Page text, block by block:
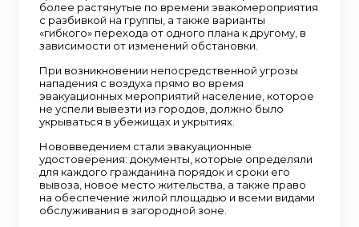
более растянутые по времени эвакомероприятия
с разбивкой на группы, а также варианты
«гибкого» перехода от одного плана к другому, в
зависимости от изменений обстановки.
При возникновении непосредственной угрозы
нападения с воздуха прямо во время
эвакуационных мероприятий население, которое
не успели вывезти из городов, должно было
укрываться в убежищах и укрытиях.
Нововведением стали эвакуационные
удостоверения: документы, которые определяли
для каждого гражданина порядок и сроки его
вывоза, новое место жительства, а также право
на обеспечение жилой площадью и всеми видами
обслуживания в загородной зоне.